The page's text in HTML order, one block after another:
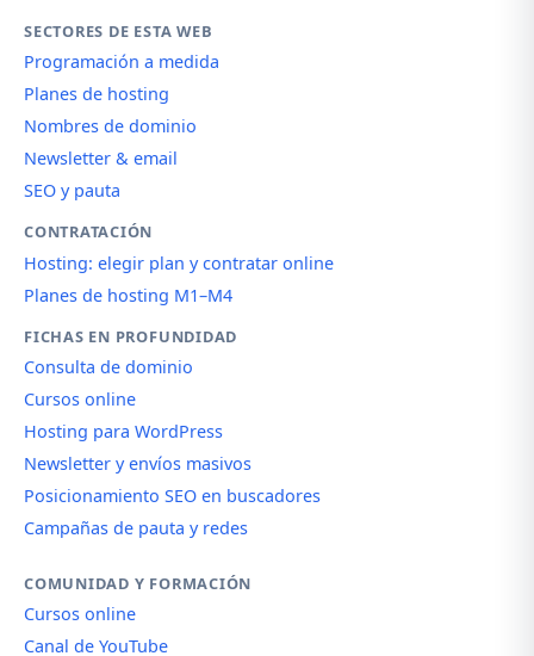
SECTORES DE ESTA WEB
Programación a medida
Planes de hosting
Nombres de dominio
Newsletter & email
SEO y pauta
CONTRATACIÓN
Hosting: elegir plan y contratar online
Planes de hosting M1–M4
FICHAS EN PROFUNDIDAD
Consulta de dominio
Cursos online
Hosting para WordPress
Newsletter y envíos masivos
Posicionamiento SEO en buscadores
Campañas de pauta y redes
COMUNIDAD Y FORMACIÓN
Cursos online
Canal de YouTube